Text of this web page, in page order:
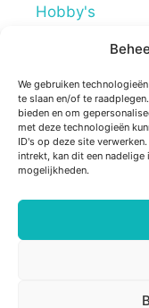
We gebruiken
te slaan en/of te
bieden en om
met deze technologieën
ID's op deze site
intrekt, kan dit een
mogelijkheden.
Hobby's
Overig
Persoonlijke
Reviews
Tips
Ziek zijn
© 2026